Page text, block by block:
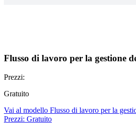
Flusso di lavoro per la gestione
Prezzi:
Gratuito
Vai al modello Flusso di lavoro per la
Prezzi: Gratuito